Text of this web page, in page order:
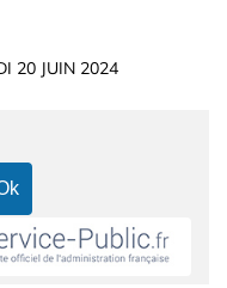
20 JUIN 2024